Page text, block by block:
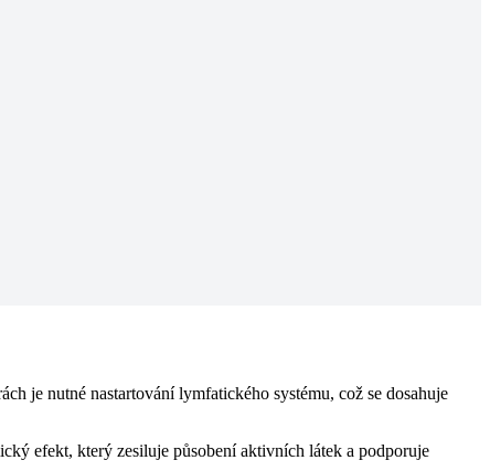
je nutné nastartování lymfatického systému, což se dosahuje
efekt, který zesiluje působení aktivních látek a podporuje